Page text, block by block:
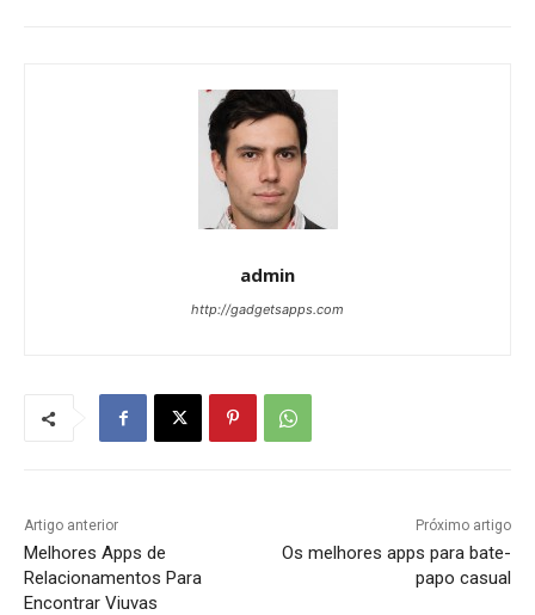
admin
http://gadgetsapps.com
Artigo anterior
Melhores Apps de
Relacionamentos Para
Encontrar Viuvas
Próximo artigo
Os melhores apps para bate-
papo casual